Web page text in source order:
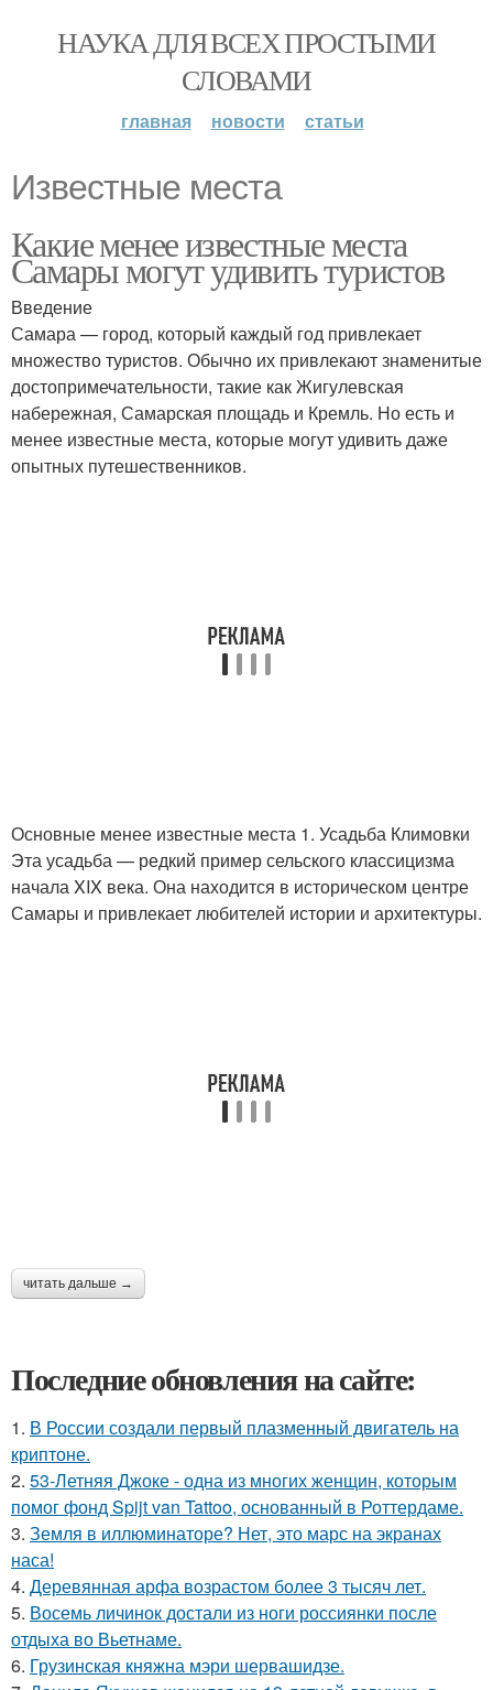
НАУКА ДЛЯ ВСЕХ ПРОСТЫМИ
СЛОВАМИ
главная новости статьи
Известные места
Какие менее известные места
Самары могут удивить туристов
Введение
Самара — город, который каждый год привлекает
множество туристов. Обычно их привлекают знаменитые
достопримечательности, такие как Жигулевская
набережная, Самарская площадь и Кремль. Но есть и
менее известные места, которые могут удивить даже
опытных путешественников.
Основные менее известные места 1. Усадьба Климовки
Эта усадьба — редкий пример сельского классицизма
начала XIX века. Она находится в историческом центре
Самары и привлекает любителей истории и архитектуры.
читать дальше →
Последние обновления на сайте:
1. В России создали первый плазменный двигатель на
криптоне.
2. 53-Летняя Джоке - одна из многих женщин, которым
помог фонд Spijt van Tattoo, основанный в Роттердаме.
3. Земля в иллюминаторе? Нет, это марс на экранах
наса!
4. Деревянная арфа возрастом более 3 тысяч лет.
5. Восемь личинок достали из ноги россиянки после
отдыха во Вьетнаме.
6. Грузинская княжна мэри шервашидзе.